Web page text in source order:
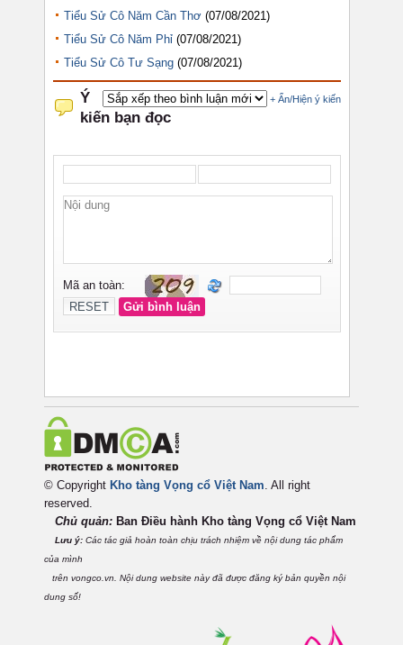
Tiểu Sử Cô Năm Cần Thơ (07/08/2021)
Tiểu Sử Cô Năm Phỉ (07/08/2021)
Tiểu Sử Cô Tư Sạng (07/08/2021)
© Copyright Kho tàng Vọng cổ Việt Nam. All right
reserved.
Chủ quản: Ban Điều hành Kho tàng Vọng cổ Việt Nam
Lưu ý: Các tác giả hoàn toàn chịu trách nhiệm về nội dung tác phẩm
của mình
trên vongco.vn. Nội dung website này đã được đăng ký bản quyền nội
dung số!